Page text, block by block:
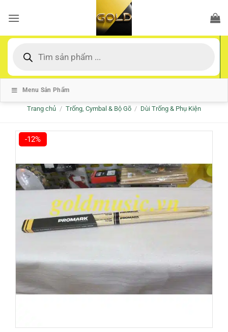
qua
dung
kiếm
Menu Sản Phẩm
Trang chủ / Trống, Cymbal & Bộ Gõ / Dùi Trống & Phụ Kiện
-12%